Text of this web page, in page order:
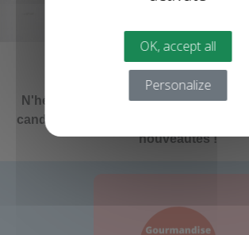
OK, accept all
Personalize
Une envie
N'hésitez pas à prendre contact avec
candyshop preféré pour vous tenir au
nouveautés !